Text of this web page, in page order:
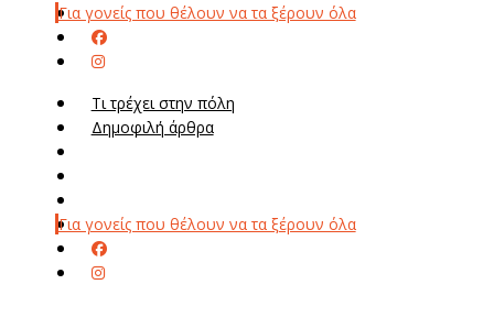
Για γονείς που θέλουν να τα ξέρουν όλα
Τι τρέχει στην πόλη
Δημοφιλή άρθρα
Για γονείς που θέλουν να τα ξέρουν όλα